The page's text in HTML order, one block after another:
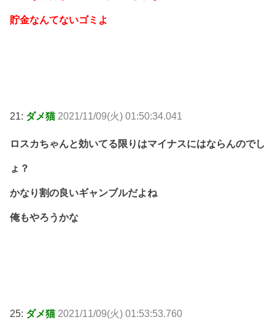
貯金なんてないゴミよ
21: ダメ猫 2021/11/09(火) 01:50:34.041
ロスカちゃんと効いてる限りはマイナスにはならんのでし
ょ？
かなり割の良いギャンブルだよね
俺もやろうかな
25: ダメ猫 2021/11/09(火) 01:53:53.760